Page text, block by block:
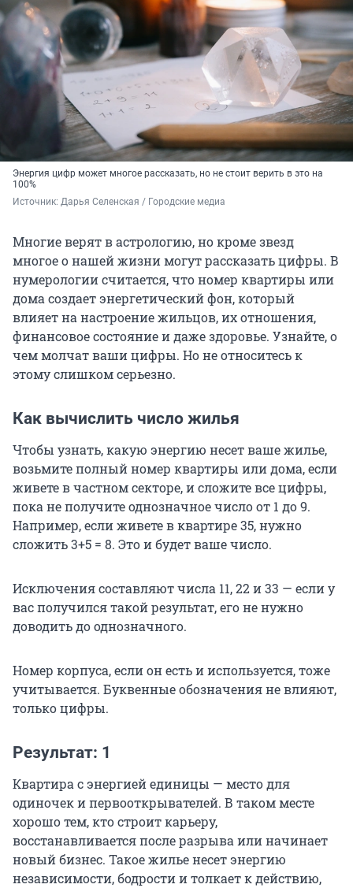
Энергия цифр может многое рассказать, но не стоит верить в это на
100%
Источник: Дарья Селенская / Городские медиа
Многие верят в астрологию, но кроме звезд
многое о нашей жизни могут рассказать цифры. В
нумерологии считается, что номер квартиры или
дома создает энергетический фон, который
влияет на настроение жильцов, их отношения,
финансовое состояние и даже здоровье. Узнайте, о
чем молчат ваши цифры. Но не относитесь к
этому слишком серьезно.
Как вычислить число жилья
Чтобы узнать, какую энергию несет ваше жилье,
возьмите полный номер квартиры или дома, если
живете в частном секторе, и сложите все цифры,
пока не получите однозначное число от 1 до 9.
Например, если живете в квартире 35, нужно
сложить 3+5 = 8. Это и будет ваше число.
Исключения составляют числа 11, 22 и 33 — если у
вас получился такой результат, его не нужно
доводить до однозначного.
Номер корпуса, если он есть и используется, тоже
учитывается. Буквенные обозначения не влияют,
только цифры.
Результат: 1
Квартира с энергией единицы — место для
одиночек и первооткрывателей. В таком месте
хорошо тем, кто строит карьеру,
восстанавливается после разрыва или начинает
новый бизнес. Такое жилье несет энергию
независимости, бодрости и толкает к действию,